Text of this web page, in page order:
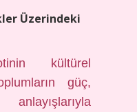
Üzerindeki
kültürel
güç,